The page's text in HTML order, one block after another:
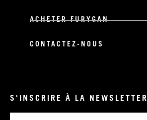
ACHETER FURYGAN
CONTACTEZ-NOUS
S'INSCRIRE À LA NEWSLETTER